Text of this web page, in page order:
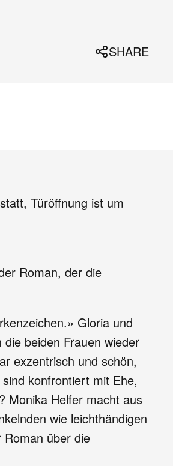
SHARE
statt, Türöffnung ist um
Roman, der die
Gloria und
beiden Frauen wieder
exzentrisch und schön,
konfrontiert mit Ehe,
Monika Helfer macht aus
wie leichthändigen
über die